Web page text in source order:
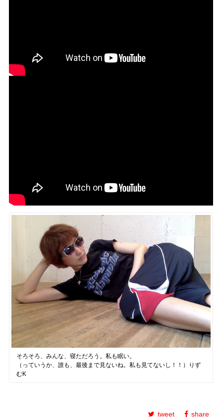
そろそろ、みんな、寝ただろう。私も眠い。
（っていうか、誰も、最後まで見ないね。私も見てないし！！）りず
むK
tweet share